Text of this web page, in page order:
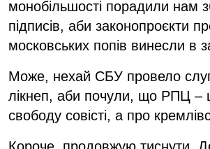
монобільшості порадили нам
підписів, аби законопроєкти
московських попів винесли в
Може, нехай СБУ провело
лікнеп, аби почули, що РПЦ –
свободу совісті, а про